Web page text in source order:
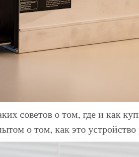
советов о том, где и как
о том, как это устройство